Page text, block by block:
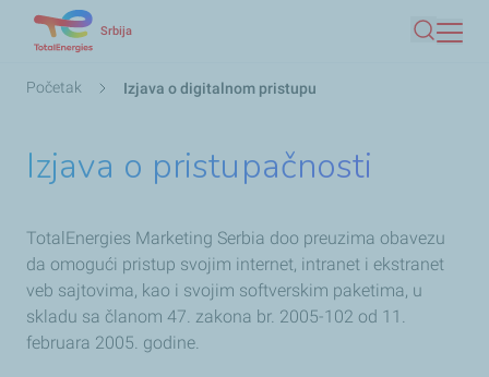
main
Srbija
Pretraga
Мрвице
Početak Izjava o digitalnom pristupu
Izjava o pristupačnosti
TotalEnergies Marketing Serbia doo preuzima obavezu
da omogući pristup svojim internet, intranet i ekstranet
veb sajtovima, kao i svojim softverskim paketima, u
skladu sa članom 47. zakona br. 2005-102 od 11.
februara 2005. godine.